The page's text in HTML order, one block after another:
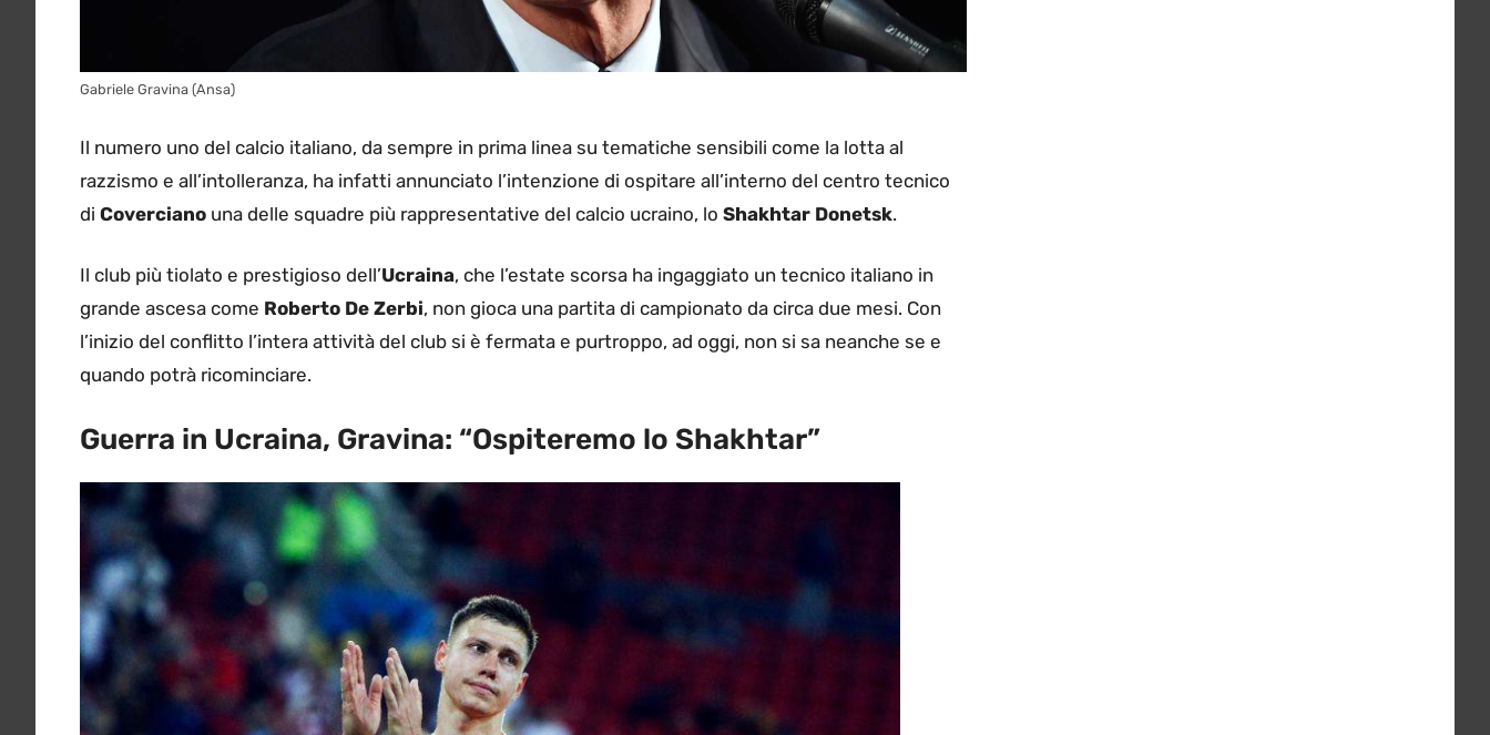
Gabriele Gravina (Ansa)
Il numero uno del calcio italiano, da sempre in prima linea su tematiche sensibili come la lotta al
razzismo e all’intolleranza, ha infatti annunciato l’intenzione di ospitare all’interno del centro tecnico
di Coverciano una delle squadre più rappresentative del calcio ucraino, lo Shakhtar Donetsk.
Il club più tiolato e prestigioso dell’Ucraina, che l’estate scorsa ha ingaggiato un tecnico italiano in
grande ascesa come Roberto De Zerbi, non gioca una partita di campionato da circa due mesi. Con
l’inizio del conflitto l’intera attività del club si è fermata e purtroppo, ad oggi, non si sa neanche se e
quando potrà ricominciare.
Guerra in Ucraina, Gravina: “Ospiteremo lo Shakhtar”